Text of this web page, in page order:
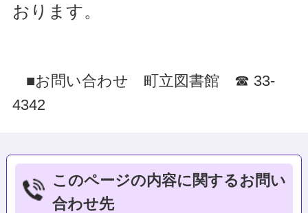
おります。
■お問い合わせ 町立図書館 ☎ 33-
4342
このページの内容に関するお問い
合わせ先